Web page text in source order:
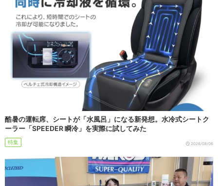
酷暑の運転席、シートが「水風呂」になる新発想。水冷式シートク
ーラー「SPEEDER 瞬冷」を実際に試してみた
特集 2026/08/06